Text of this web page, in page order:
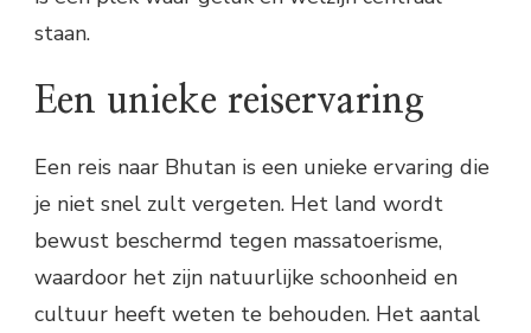
staan.
Een unieke reiservaring
Een reis naar Bhutan is een unieke ervaring die
je niet snel zult vergeten. Het land wordt
bewust beschermd tegen massatoerisme,
waardoor het zijn natuurlijke schoonheid en
cultuur heeft weten te behouden. Het aantal